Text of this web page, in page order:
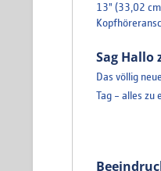
13" (33,02 cm
Sag Hallo
Das völlig
Tag – alles